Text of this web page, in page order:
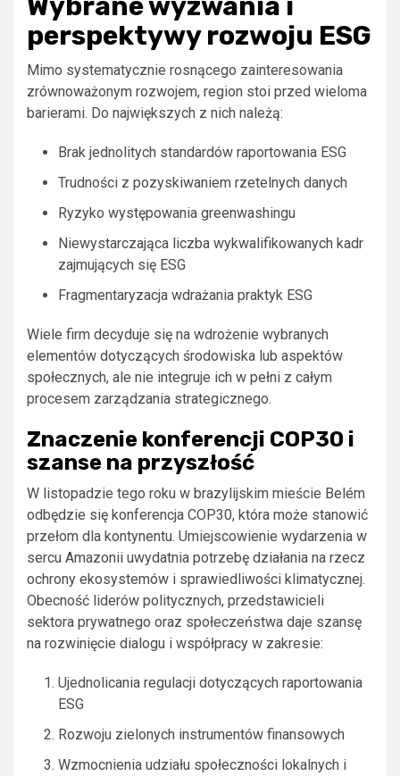
Wybrane wyzwania i
perspektywy rozwoju ESG
Mimo systematycznie rosnącego zainteresowania
zrównoważonym rozwojem, region stoi przed wieloma
barierami. Do największych z nich należą:
Brak jednolitych standardów raportowania ESG
Trudności z pozyskiwaniem rzetelnych danych
Ryzyko występowania greenwashingu
Niewystarczająca liczba wykwalifikowanych kadr
zajmujących się ESG
Fragmentaryzacja wdrażania praktyk ESG
Wiele firm decyduje się na wdrożenie wybranych
elementów dotyczących środowiska lub aspektów
społecznych, ale nie integruje ich w pełni z całym
procesem zarządzania strategicznego.
Znaczenie konferencji COP30 i
szanse na przyszłość
W listopadzie tego roku w brazylijskim mieście Belém
odbędzie się konferencja COP30, która może stanowić
przełom dla kontynentu. Umiejscowienie wydarzenia w
sercu Amazonii uwydatnia potrzebę działania na rzecz
ochrony ekosystemów i sprawiedliwości klimatycznej.
Obecność liderów politycznych, przedstawicieli
sektora prywatnego oraz społeczeństwa daje szansę
na rozwinięcie dialogu i współpracy w zakresie:
Ujednolicania regulacji dotyczących raportowania
ESG
Rozwoju zielonych instrumentów finansowych
Wzmocnienia udziału społeczności lokalnych i